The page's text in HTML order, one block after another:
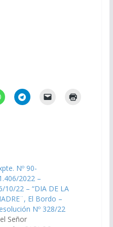
Nº 90-
2022 –
10/22 – “DIA DE LA
El Bordo –
Nº 328/22
Señor